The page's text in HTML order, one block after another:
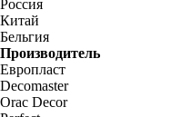
Россия
Китай
Бельгия
Производитель
Европласт
Decomaster
Orac Decor